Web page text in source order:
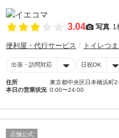
3.04 写真 1
便利屋・代行サービス トイレつ
出張・訪問対応 日祝OK
住所
東京都中央区日本橋浜町
本日の営業状況 0:00〜24:00
店舗公式